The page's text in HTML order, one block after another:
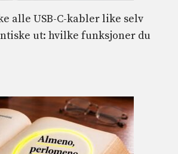
alle USB-C-kabler like selv
ut: hvilke funksjoner du